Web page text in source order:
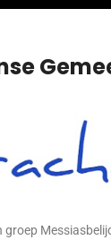
groep